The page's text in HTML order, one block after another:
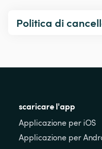
Politica di
scaricare l'app
Applicazione per iOS
Applicazione per